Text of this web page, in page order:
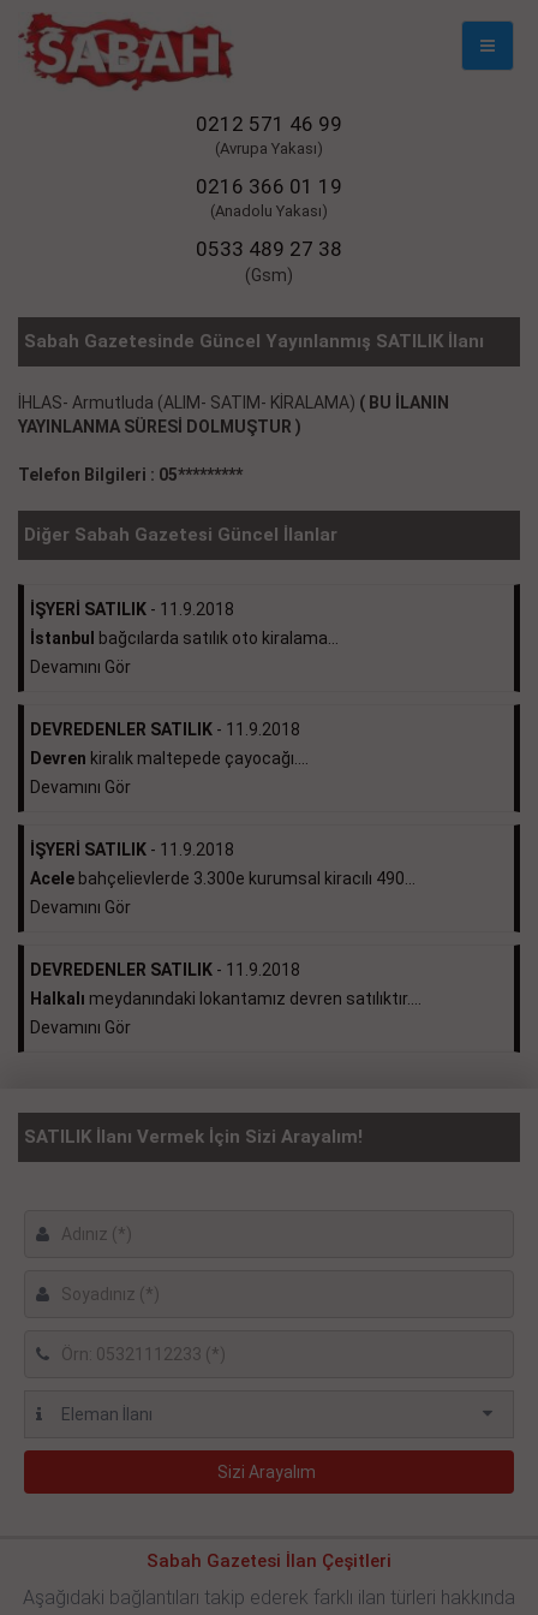
Mobil
0212 571 46 99
(Avrupa Yakası)
0216 366 01 19
(Anadolu Yakası)
0533 489 27 38
(Gsm)
Sabah Gazetesinde Güncel Yayınlanmış SATILIK İlanı
İHLAS- Armutluda (ALIM- SATIM- KİRALAMA) ( BU İLANIN
YAYINLANMA SÜRESİ DOLMUŞTUR )
Telefon Bilgileri : 05*********
Diğer Sabah Gazetesi Güncel İlanlar
İŞYERİ SATILIK - 11.9.2018
İstanbul
bağcılarda satılık oto kiralama...
Devamını Gör
DEVREDENLER SATILIK - 11.9.2018
Devren kiralık maltepede çayocağı....
Devamını Gör
İŞYERİ SATILIK - 11.9.2018
Acele bahçelievlerde 3.300e kurumsal kiracılı 490...
Devamını Gör
DEVREDENLER SATILIK - 11.9.2018
Halkalı meydanındaki lokantamız devren satılıktır....
Devamını Gör
SATILIK İlanı Vermek İçin Sizi Arayalım!
Sabah Gazetesi İlan Çeşitleri
Aşağıdaki bağlantıları takip ederek farklı ilan türleri hakkında